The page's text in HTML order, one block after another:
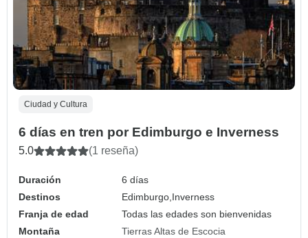
Ciudad y Cultura
6 días en tren por Edimburgo e Inverness
5.0 (1 reseña)
Duración
6 días
Destinos
Edimburgo, Inverness
Franja de edad
Todas las edades son bienvenidas
Montaña
Tierras Altas de Escocia